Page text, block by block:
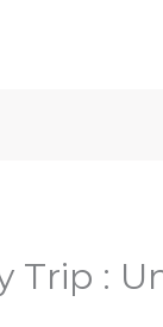
Trip :